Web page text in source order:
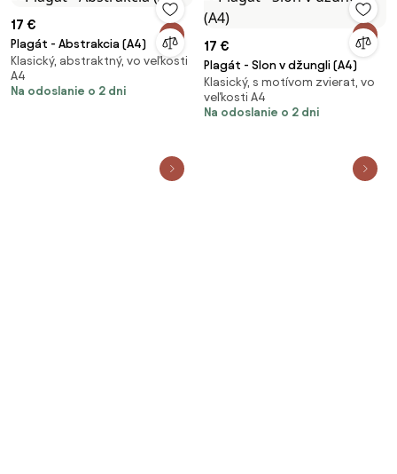
17 €
Plagát - Abstrakcia (A4)
Klasický, abstraktný, vo veľkosti
A4
Na odoslanie o 2 dni
17 €
Plagát - Slon v džungli (A4)
Klasický, s motívom zvierat, vo
veľkosti A4
Na odoslanie o 2 dni